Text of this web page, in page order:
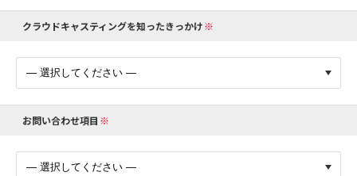
クラウドキャスティングを知ったきっかけ
お問い合わせ項目